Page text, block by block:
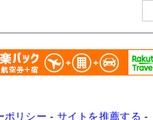
ポリシー - サイトを推薦する -